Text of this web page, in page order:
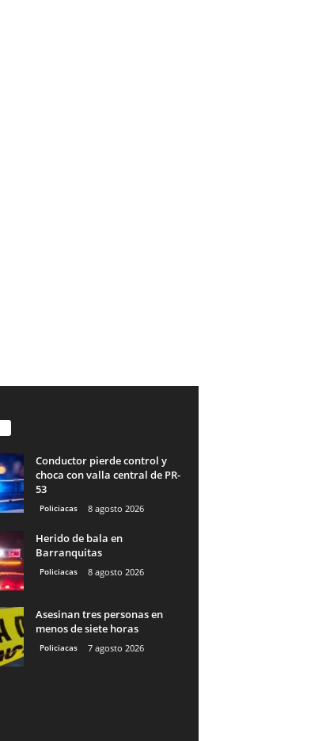
Conductor pierde control y
choca con valla central de PR-
53
Policiacas 8 agosto 2026
Herido de bala en
Barranquitas
Policiacas 8 agosto 2026
Asesinan tres personas en
menos de siete horas
Policiacas 7 agosto 2026